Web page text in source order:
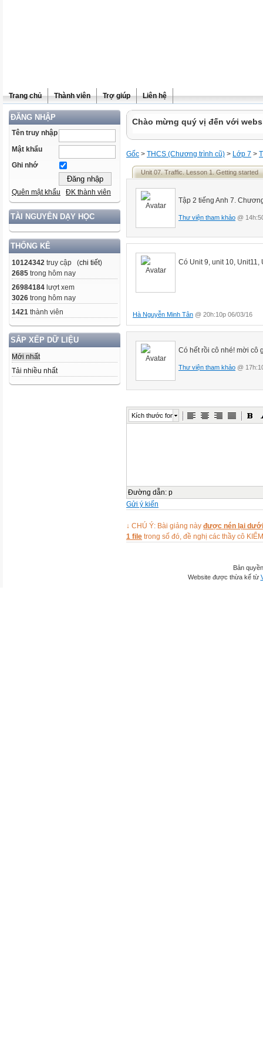
Trang chủ Thành viên Trợ giúp Liên hệ
ĐĂNG NHẬP
Tên truy nhập
Mật khẩu
Ghi nhớ
Quên mật khẩu ĐK thành viên
TÀI NGUYÊN DẠY HỌC
THỐNG KÊ
10124342 truy cập (chi tiết)
2685 trong hôm nay
26984184 lượt xem
3026 trong hôm nay
1421 thành viên
SẮP XẾP DỮ LIỆU
Mới nhất
Tải nhiều nhất
Chào mừng quý vị đến với
Gốc > THCS (Chương trình cũ) > Lớp 7 >
Unit 07. Traffic. Lesson 1. Getting started
Tập 2 tiếng Anh 7.
Thư viện tham khảo @
Có Unit 9, unit 10,
Hà Nguyễn Minh Tân @ 20h:10p 06/03/16
Có hết rồi cô nhé! mời cô
Thư viện tham khảo @
Kích thước font
Đường dẫn: p
Gửi ý kiến
↓ CHÚ Ý: Bài giảng này được nén lại
1 file trong số đó, đề nghị các thầy cô
Bản
Website được thừa kế từ